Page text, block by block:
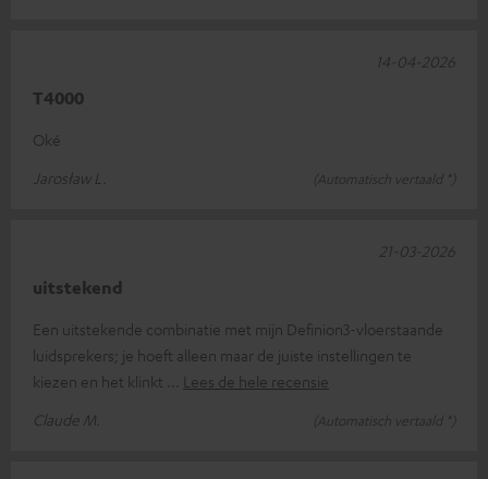
T4000
Oké
Jarosław L.
(Automatisch vertaald *)
14-04-2026
uitstekend
Een uitstekende combinatie met mijn Definion3-vloerstaande
luidsprekers; je hoeft alleen maar de juiste instellingen te
kiezen en het klinkt
Lees de hele recensie
Claude M.
(Automatisch vertaald *)
21-03-2026